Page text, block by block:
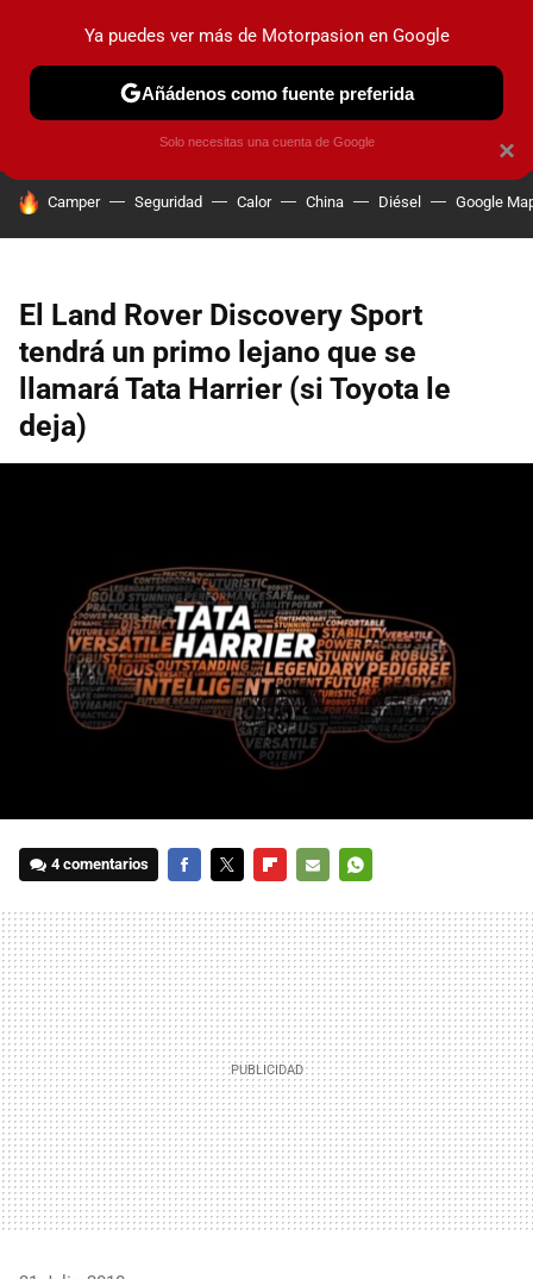
PRUEBAS COCHES ELÉCTRICOS OBSERVATORIO
HOY SE HABLA DE
Camper Seguridad Calor China Diésel Google
El Land Rover Discovery Sport
tendrá un primo lejano que se
llamará Tata Harrier (si Toyota le
deja)
4 comentarios
MAIL
×
Ya puedes ver más de Motorpasion en Google
Añádenos como fuente preferida
Solo necesitas una cuenta de Google